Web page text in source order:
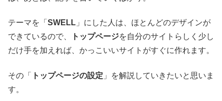
テーマを「 SWELL 」にした人は、ほとんどのデザインが
できているので、
トップページを自分のサイトらしく少し
だけ手を加えれば、かっこいいサイトがすぐに作れます。
その「 トップページの設定 」を解説していきたいと思いま
す。